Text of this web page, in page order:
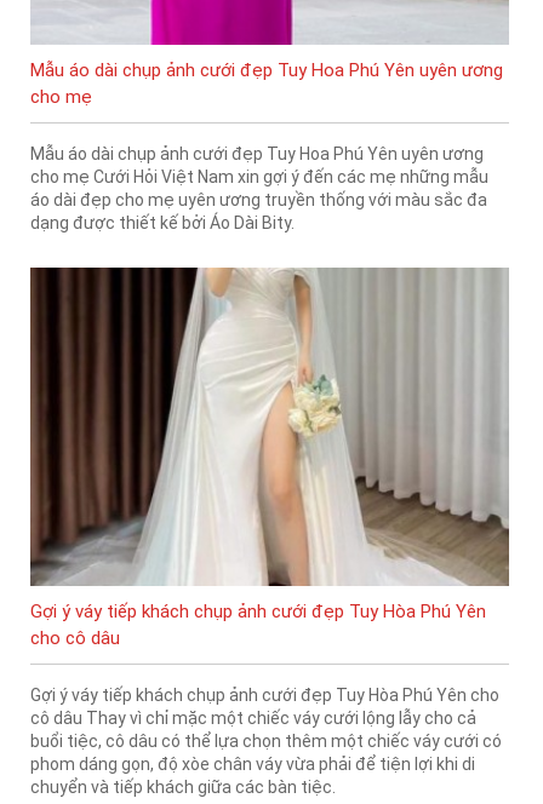
Mẫu áo dài chụp ảnh cưới đẹp Tuy Hoa Phú Yên uyên ương
cho mẹ
Mẫu áo dài chụp ảnh cưới đẹp Tuy Hoa Phú Yên uyên ương
cho mẹ Cưới Hỏi Việt Nam xin gợi ý đến các mẹ những mẫu
áo dài đẹp cho mẹ uyên ương truyền thống với màu sắc đa
dạng được thiết kế bởi Áo Dài Bity.
Gợi ý váy tiếp khách chụp ảnh cưới đẹp Tuy Hòa Phú Yên
cho cô dâu
Gợi ý váy tiếp khách chụp ảnh cưới đẹp Tuy Hòa Phú Yên cho
cô dâu Thay vì chỉ mặc một chiếc váy cưới lộng lẫy cho cả
buổi tiệc, cô dâu có thể lựa chọn thêm một chiếc váy cưới có
phom dáng gọn, độ xòe chân váy vừa phải để tiện lợi khi di
chuyển và tiếp khách giữa các bàn tiệc.